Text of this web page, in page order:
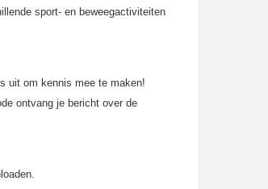
sport- en beweegactiviteiten
uit om kennis mee te maken!
ontvang je bericht over de